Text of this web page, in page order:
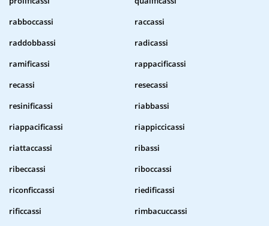
rabboccassi
raccassi
raddobbassi
radicassi
ramificassi
rappacificassi
recassi
resecassi
resinificassi
riabbassi
riappacificassi
riappiccicassi
riattaccassi
ribassi
ribeccassi
riboccassi
riconficcassi
riedificassi
rificcassi
rimbacuccassi